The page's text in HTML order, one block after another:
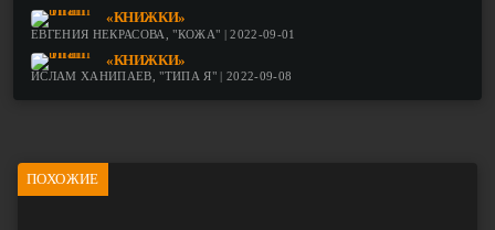
«КНИЖКИ»
ЕВГЕНИЯ НЕКРАСОВА, "КОЖА" | 2022-09-01
«КНИЖКИ»
ИСЛАМ ХАНИПАЕВ, "ТИПА Я" | 2022-09-08
ПОХОЖИЕ